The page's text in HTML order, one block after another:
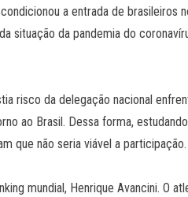
a entrada de brasileiros
situação da pandemia do
risco da delegação nacional
ao Brasil. Dessa forma,
que não seria viável a participação.
mundial, Henrique Avancini. O